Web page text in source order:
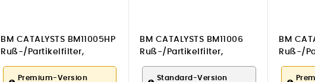
BM CATALYSTS BM11005HP
Ruß-/Partikelfilter,
Premium-Version
BM CATALYSTS BM11006
Ruß-/Partikelfilter,
Standard-Version
BM
Ruß-/